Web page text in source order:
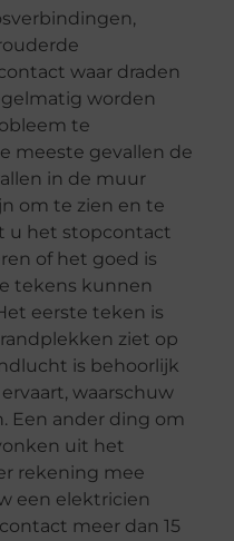
waar draden
worden
te
meeste gevallen de
in de muur
om te zien en te
u het stopcontact
of het goed is
tekens kunnen
eerste teken is
ziet op
is behoorlijk
waarschuw
Een ander ding om
uit het
rekening mee
een elektricien
meer dan 15